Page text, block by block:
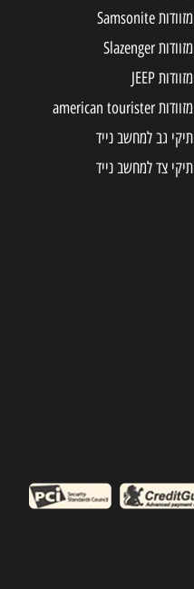
מזוודות Samsonite
מזוודות Slazenger
מזוודות JEEP
מזוודות american tourister
תיקי גב למחשב נייד
תיקי צד למחשב נייד